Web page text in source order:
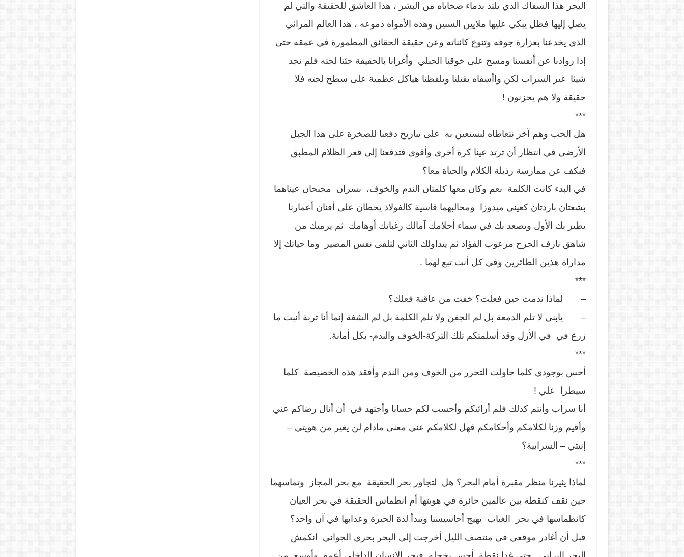
البحر هذا السفاك الذي يلتذ بدماء ضحاياه من البشر ، هذا العاشق للحقيقة والتي لم
يصل إليها فظل يبكي عليها ملايين السنين وهذه الأمواه دموعه ، هذا العالم المرائي
الذي يخدعنا بغزارة جوفه وتنوع كائناته وعن حقيقة الحقائق المطمورة في عمقه حتى
إذا روادنا عن أنفسنا ومسح على خوقنا الجبلي وأغرانا بالحقيقة جئنا لجته فلم نجد
شيئا غير السراب لكن واأسفاه يقتلنا ويلفظنا هياكل عظمية على سطح لجته فلا
حقيقة ولا هم يحزنون !
***
هل الحب وهم آخر نتعاطاه لنستعين به على تباريح دفعنا للصخرة على هذا الجبل
الأرضي في انتظار أن ترتد عينا كرة أخرى وأقوى فتدفعنا إلى قعر الظلام المطبق
فنكف عن ممارسة رذيلة الكلام والحياة معا؟
في البدء كانت الكلمة نعم وكان معها كلمتان الندم والخوف، نسران مجنحان عيناهما
بشعتان باردتان كعيني ميدوزا ومخالبهما قاسية كالفولاذ يحطان على أفنان أعمارنا
يطير بك الأول ويصعد بك في سماء أحلامك آمالك رغباتك أوهامك ثم يرميك من
شاهق نازف الجرح مرعوب الفؤاد ثم يتداولك الثاني لتلقى نفس المصير وما حياتك إلا
مداراة هذين الطائرين وفي كل أنت تبع لهما .
***
– لماذا ندمت حين فعلت؟ خفت من عاقبة فعلك؟
– يابني لا تلم الدمعة بل لم الجفن ولا تلم الكلمة بل لم الشفة إنما أنا تربة أنبت ما
زرع في في الأزل وقد أسلمتكم تلك التركة-الخوف والندم- بكل أمانة.
***
أحس بوجودي كلما حاولت التحرر من الخوف ومن الندم وأفقد هذه الخصيصة كلما
سيطرا علي !
أنا سراب وأنتم كذلك فلم أرائيكم وأحسب لكم حسابا وأجتهد في أن أنال رضاكم عني
وأقيم وزنا لكلامكم وأحكامكم فهل لكلامكم عني معنى مادام لن يغير من هويتي –
إنيتي – السرابية؟
***
لماذا يثيرنا منظر مقبرة أمام البحر؟ هل لتجاور بحر الحقيقة مع بحر المجاز وتماسهما
حين نقف كنقطة بين عالمين حائرة في هويتها أم انطماس الحقيقة في بحر العيان
كانطماسها في بحر الغياب يهيج أحاسيسنا وتبدأ لذة الحيرة وعذابها في آن واحد؟
قبل أن أغادر موقعي في منتصف الليل أخرجت إلى البحر بحري الجواني انكمش